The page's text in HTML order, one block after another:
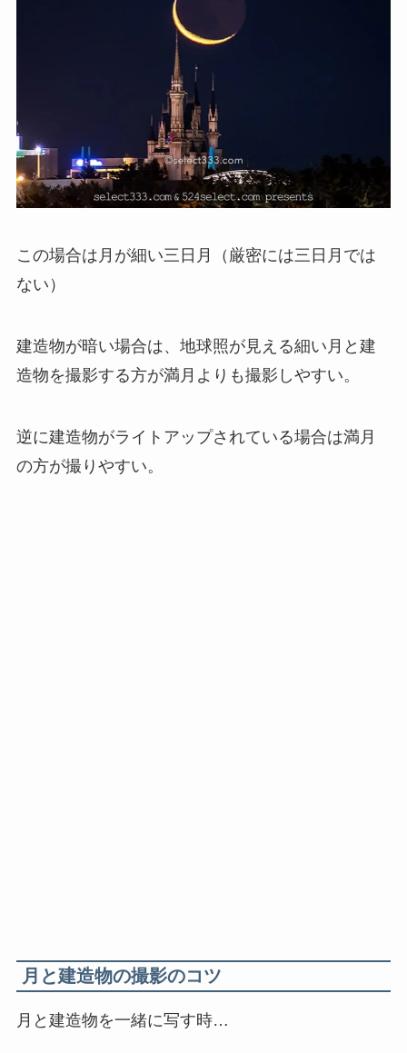
この場合は月が細い三日月（厳密には三日月では
ない）
建造物が暗い場合は、地球照が見える細い月と建
造物を撮影する方が満月よりも撮影しやすい。
逆に建造物がライトアップされている場合は満月
の方が撮りやすい。
月と建造物の撮影のコツ
月と建造物を一緒に写す時…